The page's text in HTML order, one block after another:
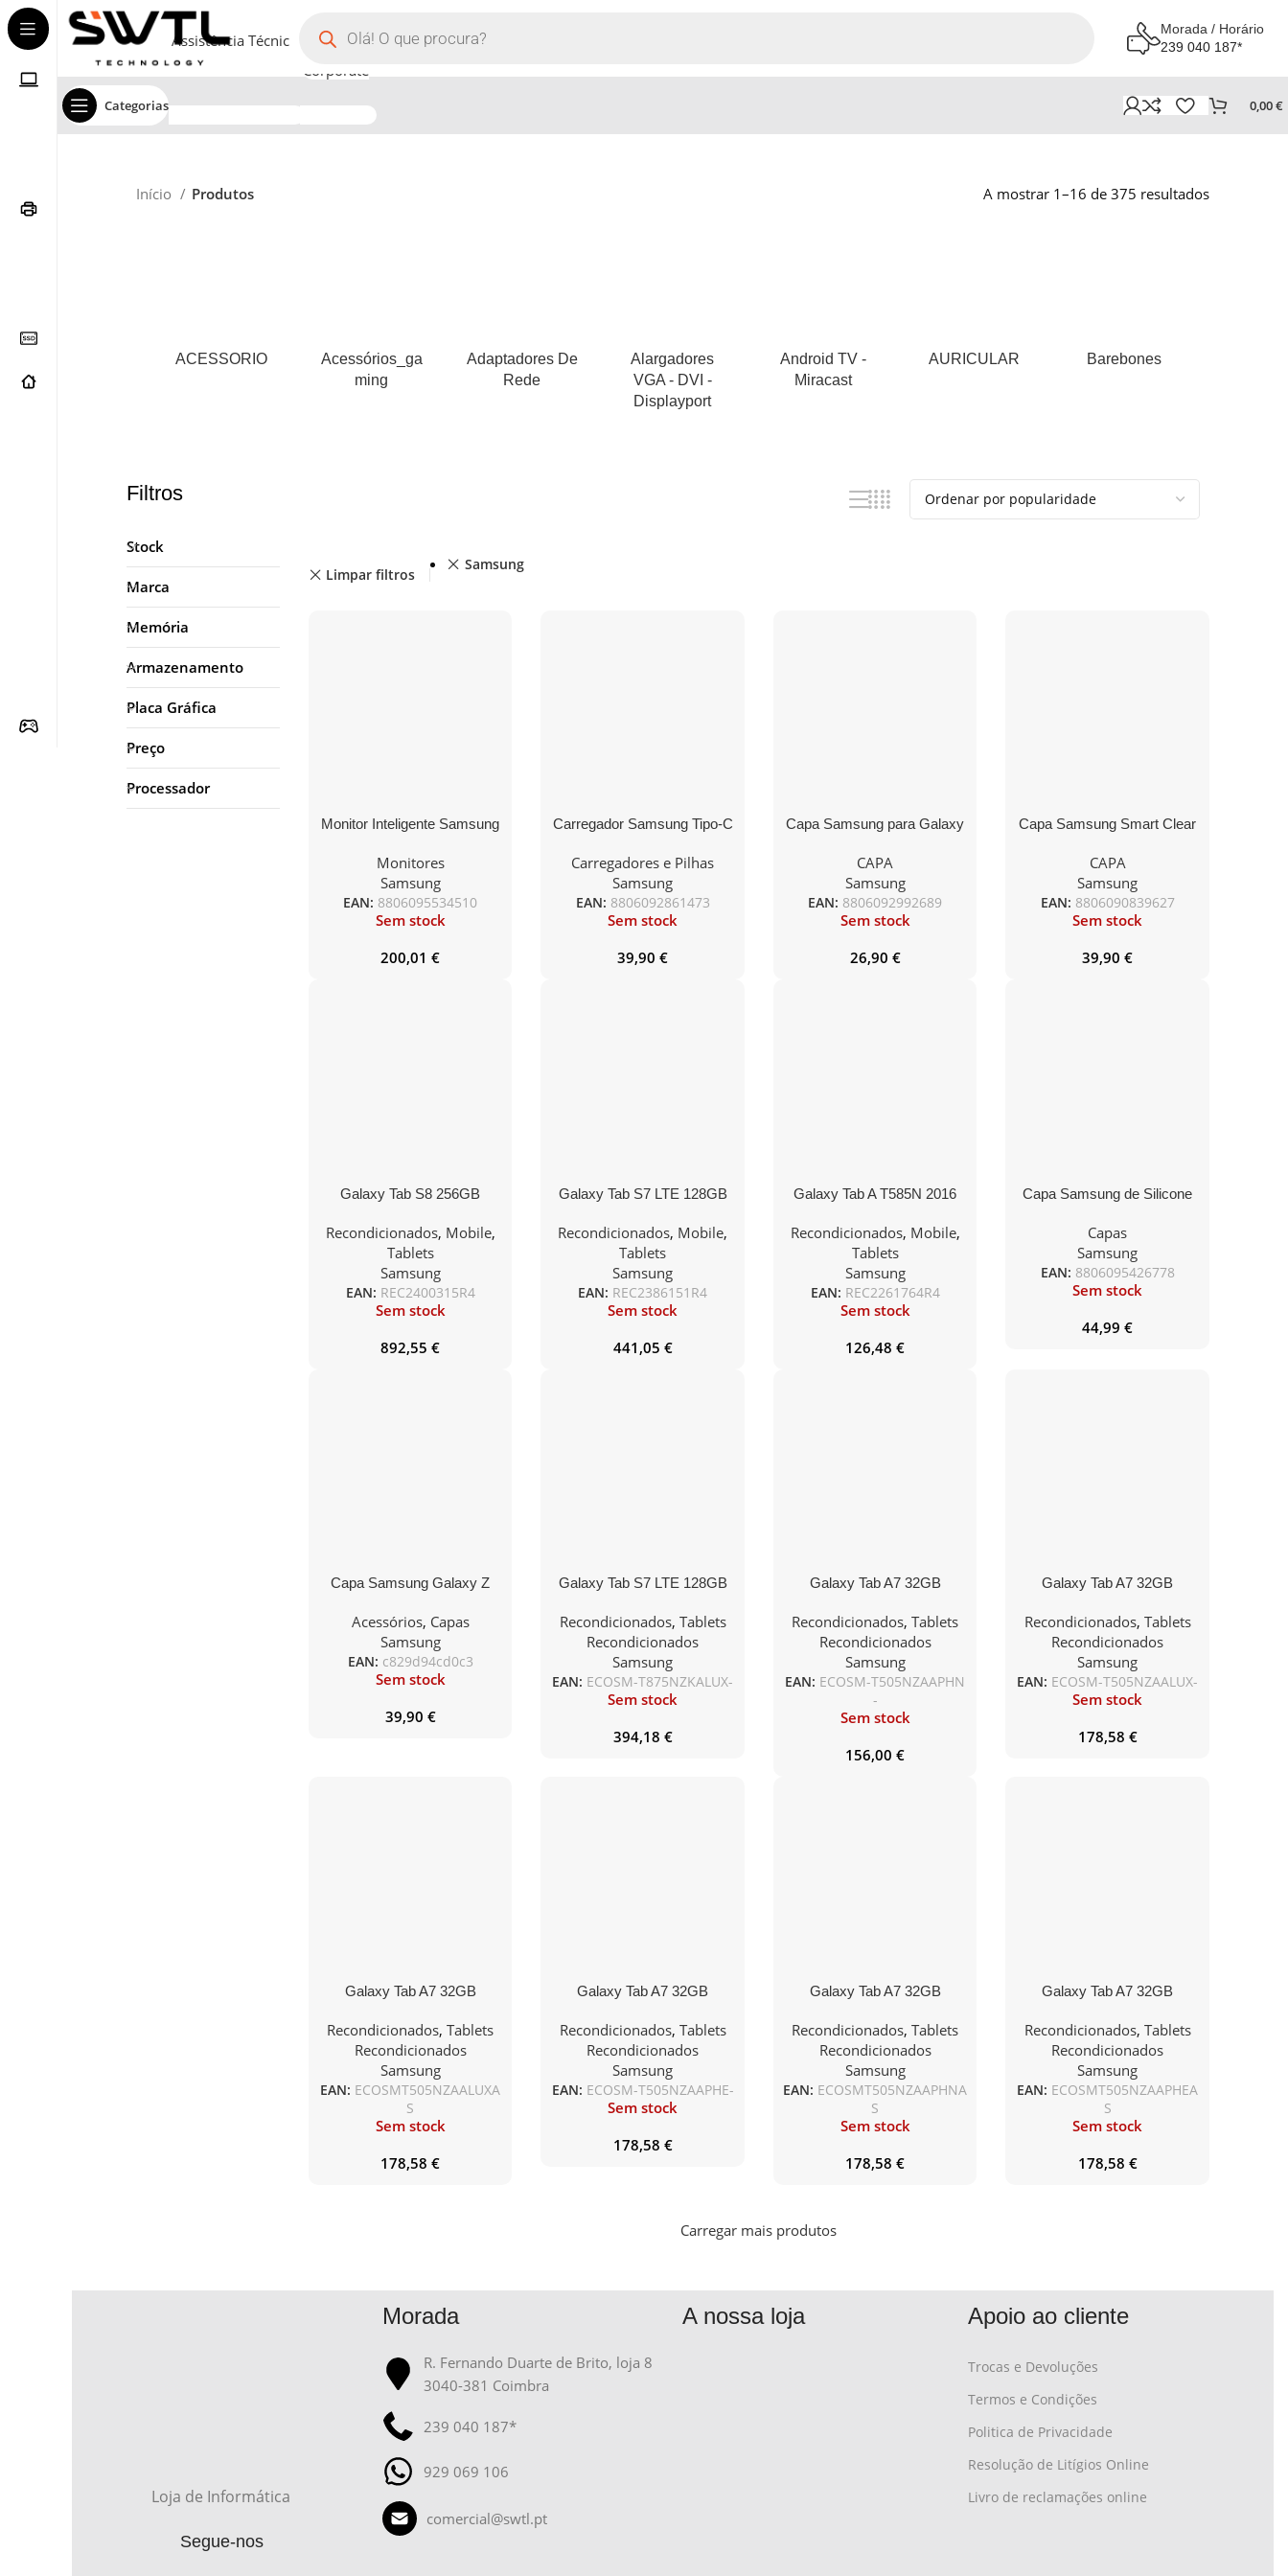
Morada / Horário
239 040 187*
Categorias
Assistência Técnica
Corporate
0,00€
Início Produtos A mostrar 1–16 de 375 resultados
ACESSORIO
Acessórios_ga
Ming
Adaptadores De
Rede
Alargadores
VGA - DVI -
Displayport
Android TV -
Miracast
AURICULAR Barebones
Filtros
Stock
Marca
Memória
Armazenamento
Placa Gráfica
Preço
Processador
Limpar filtros
Samsung
Monitor Inteligente Samsung
HD/ Smart TV/ Multimídia/
Branco
Monitores
Samsung
EAN: 8806095534510
Sem stock
200,01€
Carregador Samsung Tipo-C
Preto
Carregadores e Pilhas
Samsung
EAN: 8806092861473
Sem stock
39,90€
Capa Samsung para Galaxy
CAPA
Samsung
EAN: 8806092992689
Sem stock
26,90 €
Capa Samsung Smart Clear
Galaxy S21 Preta
CAPA
Samsung
EAN: 8806090839627
Sem stock
39,90€
Galaxy Tab S8 256GB
Accessories
Recondicionados, Mobile,
Tablets
Samsung
EAN: REC2400315R4
Sem stock
892,55€
Galaxy Tab S7 LTE 128GB
Accessories
Recondicionados, Mobile,
Tablets
Samsung
EAN: REC2386151R4
Sem stock
441,05 €
Galaxy Tab A T585N 2016
Accessories
Recondicionados, Mobile,
Tablets
Samsung
EAN: REC2261764R4
Sem stock
126,48€
Capa Samsung de Silicone
Capas
Samsung
EAN: 8806095426778
Sem stock
44,99€
Capa Samsung Galaxy Z
Acessórios, Capas
Samsung
EAN: c829d94cd0c3
Sem stock
39,90 €
Galaxy Tab S7 LTE 128GB
Accessories
Recondicionados, Tablets
Recondicionados
Samsung
EAN: ECOSM-T875NZKALUX-
Sem stock
394,18 €
Galaxy Tab A7 32GB
Accessories
Recondicionados,Tablets
Recondicionados
Samsung
EAN: ECOSM-T505NZAAPHN
-
Sem stock
156,00€
Galaxy Tab A7 32GB
Accessories
Recondicionados, Tablets
Recondicionados
Samsung
EAN: ECOSM-T505NZAALUX-
Sem stock
178,58 €
Galaxy Tab A7 32GB
Accessories
Recondicionados,Tablets
Recondicionados
Samsung
EAN: ECOSMT505NZAALUXA
S
Sem stock
178,58€
Galaxy Tab A7 32GB
Accessories
Recondicionados, Tablets
Recondicionados
Samsung
EAN: ECOSM-T505NZAAPHE-
Sem stock
178,58 €
Galaxy Tab A7 32GB
Accessories
Recondicionados,Tablets
Recondicionados
Samsung
EAN: ECOSMT505NZAAPHNA
S
Sem stock
178,58€
Galaxy Tab A7 32GB
Accessories
Recondicionados, Tablets
Recondicionados
Samsung
EAN: ECOSMT505NZAAPHEA
S
Sem stock
178,58 €
Carregar mais produtos
Loja de Informática
Segue-nos
Morada
R. Fernando Duarte de Brito, loja 8
3040-381 Coimbra
239 040 187*
929 069 106
comercial@swtl.pt
A nossa loja Apoio ao cliente
Trocas e Devoluções
Termos e Condições
Politica de Privacidade
Resolução de Litígios Online
Livro de reclamações online